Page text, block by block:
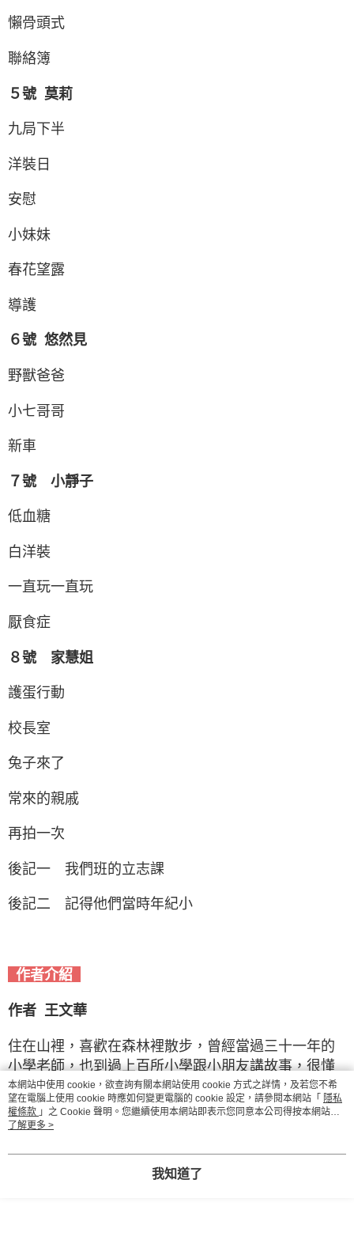
懶骨頭式
聯絡簿
５號 莫莉
九局下半
洋裝日
安慰
小妹妹
春花望露
導護
６號 悠然見
野獸爸爸
小七哥哥
新車
７號 小靜子
低血糖
白洋裝
一直玩一直玩
厭食症
８號 家慧姐
護蛋行動
校長室
兔子來了
常來的親戚
再拍一次
後記一 我們班的立志課
後記二 記得他們當時年紀小
作者介紹
作者 王文華
住在山裡，喜歡在森林裡散步，曾經當過三十一年的
小學老師，也到過上百所小學跟小朋友講故事，很懂
小朋友的心，寫了很多給小朋友看的書，像是《可能
小學的歷史任務》、《奇想西遊記》、《梅子老師這
一班》，還有《時光小學》等。
如果還想多了解他，可以去他的臉書〈王文華的童話
本網站中使用 cookie，欲查詢有關本網站使用 cookie 方式之詳情，及若您不希
望在電腦上使用 cookie 時應如何變更電腦的 cookie 設定，請參閱本網站「 隱私
權條款 」之 Cookie 聲明。您繼續使用本網站即表示您同意本公司得按本網站使
用條款之 Cookie 聲明使用 cookie。
了解更多 >
我知道了